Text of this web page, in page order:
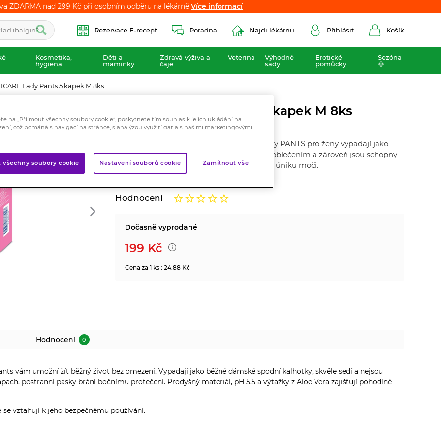
ZDARMA nad 299 Kč při osobním odběru na lékárně Více informací
ZDARMA nad 299 Kč při osobním odběru na lékárně Více informací
Rezervace E-recept Poradna Najdi lékárnu Přihlásit Košík
Kosmetika,
hygiena
Děti a
maminky
Zdravá výživa a
čaje
Veterina
Výhodné
sady
Erotické
pomůcky
Sezóna
🌞
Lady Pants 5 kapek M 8ks
MOLICARE Lady Pants 5 kapek M 8ks
Zdravotnický prostředek
Speciální natahovací kalhotky MoliCare Lady PANTS pro ženy vypadají jako
spodní prádlo; jsou tak velmi diskrétní pod oblečením a zároveň jsou schopny
poskytnout ochranu při lehčím až středním úniku moči.
Hodnocení
Dočasně vyprodané
199 Kč
Cena za 1 ks : 24.88 Kč
Hodnocení 0
vám umožní žít běžný život bez omezení. Vypadají jako běžné dámské spodní kalhotky, skvěle sedí a nejsou
postranní pásky brání bočnímu protečení. Prodyšný materiál, pH 5,5 a výtažky z Aloe Vera zajišťují pohodlné
vztahují k jeho bezpečnému používání.
na „Přijmout všechny soubory cookie“, poskytnete tím souhlas k jejich ukládání na
což pomáhá s navigací na stránce, s analýzou využití dat a s našimi marketingovými
všechny soubory cookie Nastavení souborů cookie Zamítnout vše